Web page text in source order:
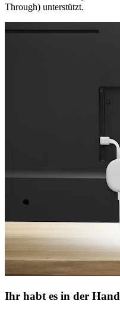
Through) unterstützt.
Ihr habt es in der Hand